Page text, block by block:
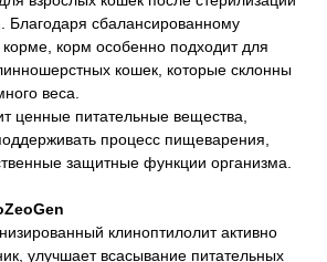
Благодаря сбалансированному
корм особенно подходит для
кошек, которые склонны
веса.
ценные питательные вещества,
процесс пищеварения,
защитные функции организма.
клиноптилолит активно
улучшает всасывание питательных